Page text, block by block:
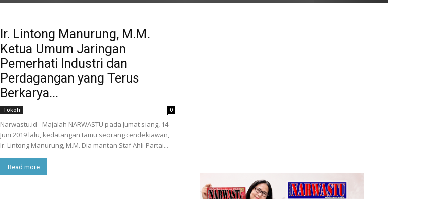
Ir. Lintong Manurung, M.M.
Ketua Umum Jaringan
Pemerhati Industri dan
Perdagangan yang Terus
Berkarya...
Tokoh 0
Narwastu.id - Majalah NARWASTU pada Jumat siang, 14
Juni 2019 lalu, kedatangan tamu seorang cendekiawan,
Ir. Lintong Manurung, M.M. Dia mantan Staf Ahli Partai...
Read more